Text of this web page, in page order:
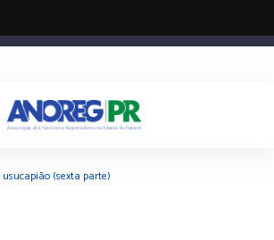
usucapião (sexta parte)